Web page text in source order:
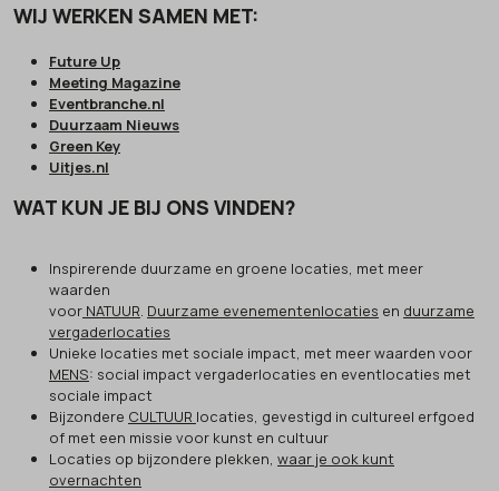
WIJ WERKEN SAMEN MET:
Future Up
Meeting Magazine
Eventbranche.nl
Duurzaam Nieuws
Green Key
Uitjes.nl
WAT KUN JE BIJ ONS VINDEN?
Inspirerende duurzame en groene locaties, met meer
waarden
voor NATUUR. Duurzame evenementenlocaties en duurzame
vergaderlocaties
Unieke locaties met sociale impact, met meer waarden voor
MENS: social impact vergaderlocaties en eventlocaties met
sociale impact
Bijzondere CULTUUR locaties, gevestigd in cultureel erfgoed
of met een missie voor kunst en cultuur
Locaties op bijzondere plekken, waar je ook kunt
overnachten